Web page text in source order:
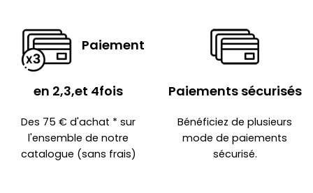
Paiement
en 2,3,et 4fois
Des 75 € d'achat * sur
l'ensemble de notre
catalogue (sans frais)
Paiements sécurisés
Bénéficiez de plusieurs
mode de paiements
sécurisé.